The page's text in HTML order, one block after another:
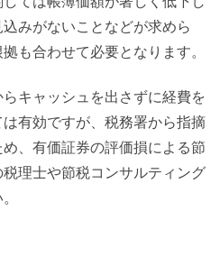
みがないことなどが求めら
も合わせて必要となります。
キャッシュを出さずに経費を
有効ですが、税務署から指摘
、有価証券の評価損による節
理士や節税コンサルティング